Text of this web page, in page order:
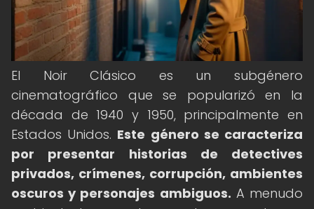
El Noir Clásico es un subgénero
cinematográfico que se popularizó en la
década de 1940 y 1950, principalmente en
Estados Unidos. Este género se caracteriza
por presentar historias de detectives
privados, crímenes, corrupción, ambientes
oscuros y personajes ambiguos. A menudo